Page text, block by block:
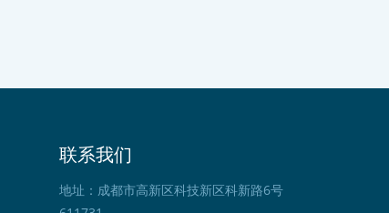
联系我们
地址：成都市高新区科技新区科新路6号